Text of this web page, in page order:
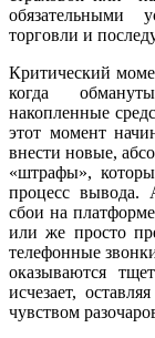
обязательными
торговли и
Критический
когда
накопленные
этот момент
внести новые,
«штрафы»,
процесс вывода.
сбои на
или же просто
телефонные
оказываются
исчезает,
чувством